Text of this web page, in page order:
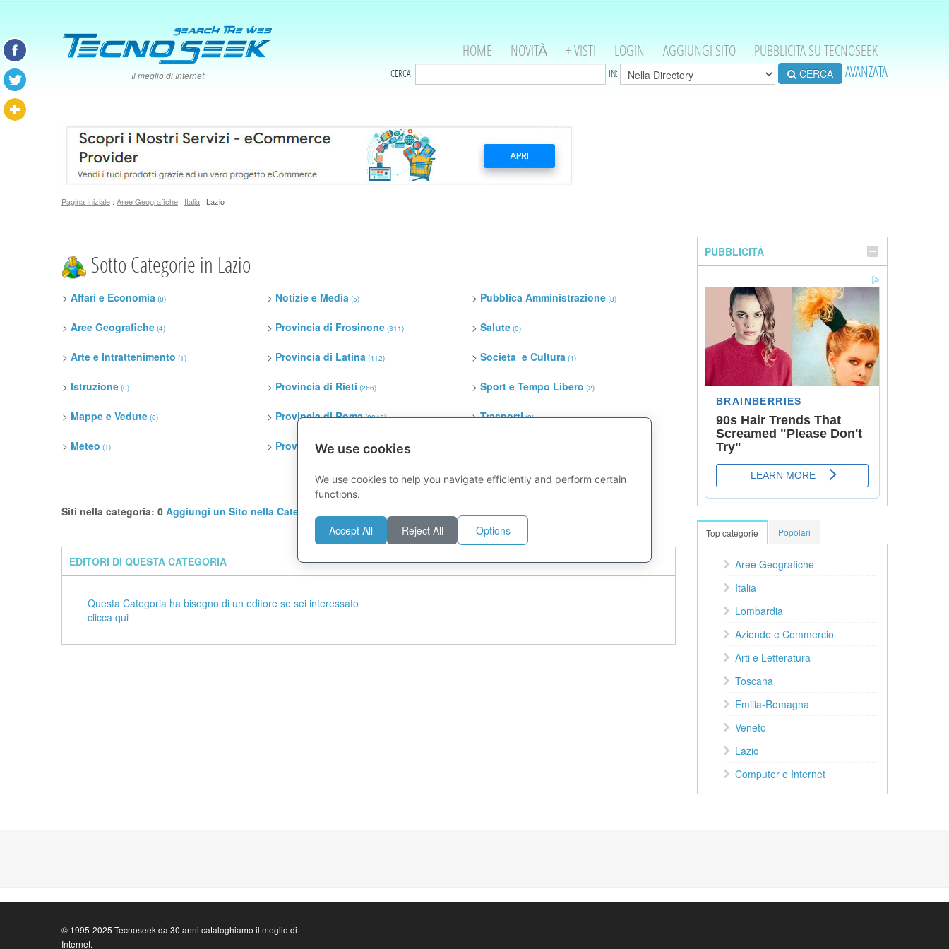
Il meglio di Internet
HOME NOVITÀ + VISTI LOGIN AGGIUNGI SITO PUBBLICITA SU TECNOSEEK
CERCA: IN: CERCA AVANZATA
Pagina Iniziale : Aree Geografiche : Italia : Lazio
Sotto Categorie in Lazio
> Affari e Economia (8)
> Aree Geografiche (4)
> Arte e Intrattenimento (1)
> Istruzione (0)
> Mappe e Vedute (0)
> Meteo (1)
> Notizie e Media (5)
> Provincia di Frosinone (311)
> Provincia di Latina (412)
> Provincia di Rieti (266)
> Provincia di Roma (2340)
> Provincia di Viterbo (278)
> Pubblica Amministrazione (8)
> Salute (0)
> Societa e Cultura (4)
> Sport e Tempo Libero (2)
>Trasporti (3)
Siti nella categoria: 0 Aggiungi un Sito nella Categoria Lazio
EDITORI DI QUESTA CATEGORIA
Questa Categoria ha bisogno di un editore se sei interessato
clicca qui
PUBBLICITÀ
Top categorie Popolari
Aree Geografiche
Italia
Lombardia
Aziende e Commercio
Arti e Letteratura
Toscana
Emilia-Romagna
Veneto
Lazio
Computer e Internet
© 1995-2025 Tecnoseek da 30 anni cataloghiamo il meglio di
Internet.
We use cookies
We use cookies to help you navigate efficiently and perform certain
functions.
Accept All Reject All Options